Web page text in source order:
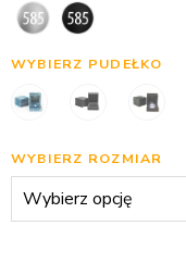
WYBIERZ PUDEŁKO
WYBIERZ ROZMIAR